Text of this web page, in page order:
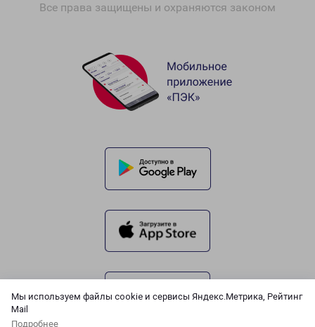
Мы используем файлы cookie и сервисы Яндекс.Метрика, Рейтинг
Mail
Подробнее
Все права защищены и охраняются законом